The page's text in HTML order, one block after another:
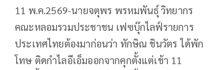
11 พ.ค.2569-นายจตุพร พรหมพันธุ์ วิทยากร
คณะหลอมรวมประชาชน เฟซบุ๊กไลฟ์รายการ
ประเทศไทยต้องมาก่อนว่า ทักษิณ ชินวัตร ได้พัก
โทษ ติดกำไลอีเอ็มออกจากคุกตั้งแต่เช้า 11